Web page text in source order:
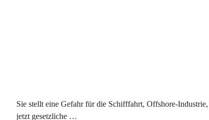
Sie stellt eine Gefahr für die Schifffahrt, Offshore-
jetzt gesetzliche …